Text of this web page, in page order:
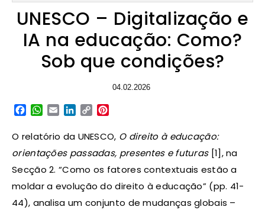
UNESCO – Digitalização e
IA na educação: Como?
Sob que condições?
04.02.2026
Facebook
WhatsApp
EmailLinkedIn
Copy
O relatório da UNESCO, O direito à educação:
orientações passadas, presentes e futuras [1], na
Secção 2. “Como os fatores contextuais estão a
moldar a evolução do direito à educação” (pp. 41-
44), analisa um conjunto de mudanças globais –